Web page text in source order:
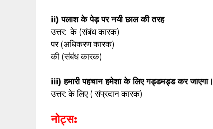
ii) पलाश के पेड़ पर नयी छाल की तरह
उत्तर: के (संबंध कारक)
पर (अधिकरण कारक)
की (संबंध कारक)
iii) हमारी पहचान हमेशा के लिए गड्डमड्ड कर जाएगा।
उत्तर: के लिए ( संप्रदान कारक)
नोट्स: